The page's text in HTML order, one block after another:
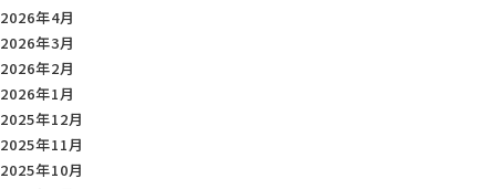
2026年4月
2026年3月
2026年2月
2026年1月
2025年12月
2025年11月
2025年10月